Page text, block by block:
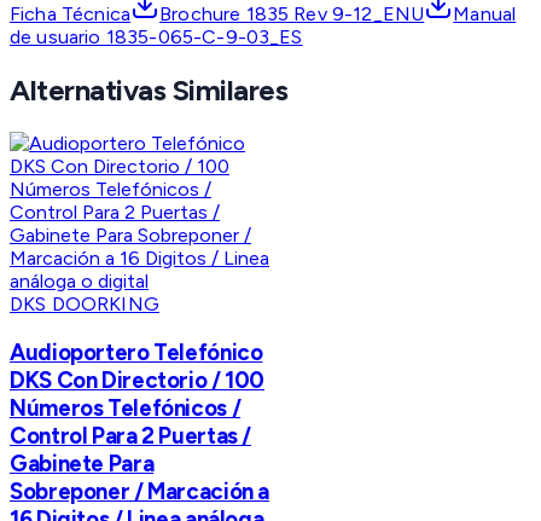
Ficha Técnica Brochure 1835 Rev 9-12_ENU
Manual
de usuario 1835-065-C-9-03_ES
Alternativas Similares
DKS DOORKING
Audioportero Telefónico
DKS Con Directorio / 100
Números Telefónicos /
Control Para 2 Puertas /
Gabinete Para
Sobreponer / Marcación a